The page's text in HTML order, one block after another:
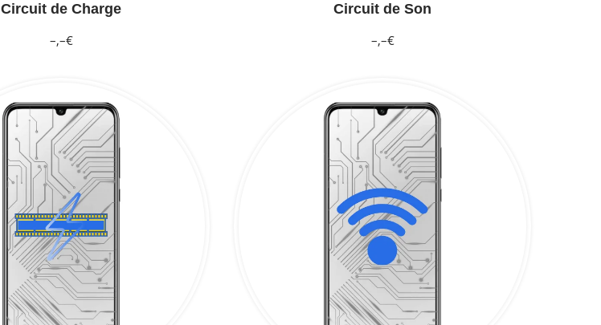
Circuit de Charge
–,–€
Circuit de Son
–,–€